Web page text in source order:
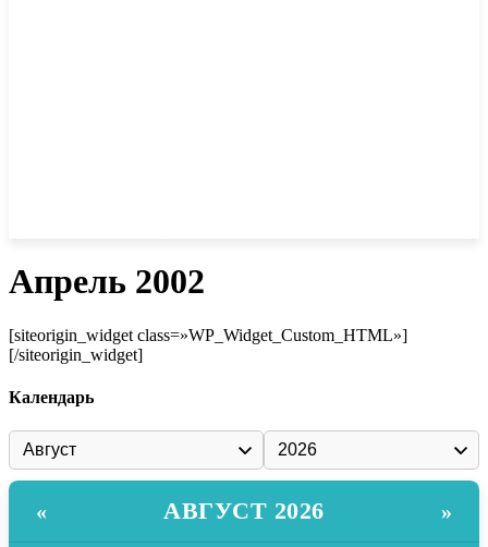
Апрель 2002
[siteorigin_widget class=»WP_Widget_Custom_HTML»]
[/siteorigin_widget]
Календарь
« АВГУСТ 2026 »